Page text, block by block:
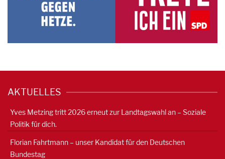
AKTUELLES
Yves Metzing tritt 2026 erneut zur Landtagswahl an – Soziale
Politik für dich.
Florian Fahrtmann – unser Kandidat für den Deutschen
Bundestag